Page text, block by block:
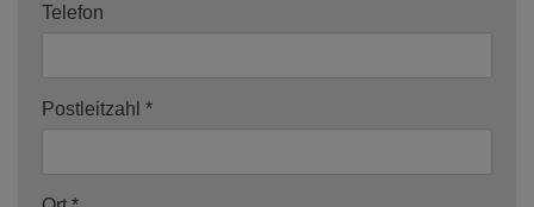
Telefon
Postleitzahl